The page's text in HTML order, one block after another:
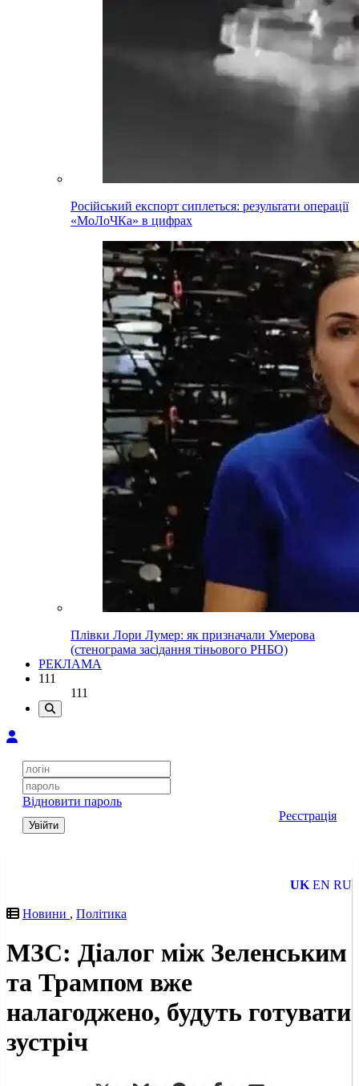
Російський експорт сиплеться: результати операції
«МоЛоЧКа» в цифрах
Плівки Лори Лумер: як призначали Умерова
(стенограма засідання тіньового РНБО)
РЕКЛАМА
111
111
Відновити пароль
Увійти
Реєстрація
UK EN RU
Новини , Політика
МЗС: Діалог між Зеленським
та Трампом вже
налагоджено, будуть готувати
зустріч